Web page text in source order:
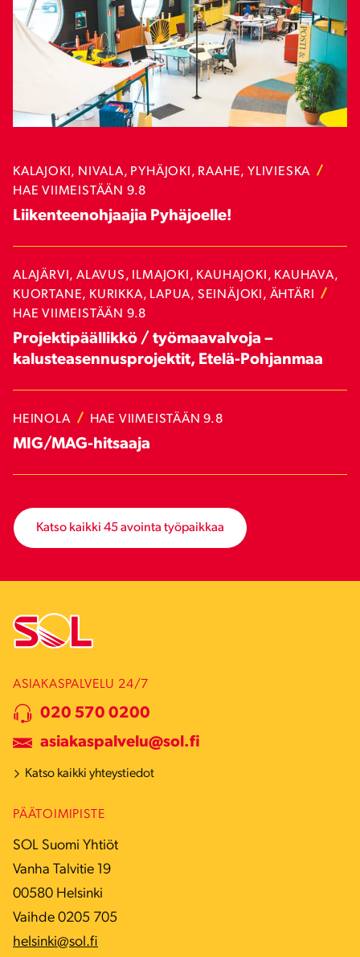
KALAJOKI, NIVALA, PYHÄJOKI, RAAHE, YLIVIESKA
HAE VIIMEISTÄÄN 9.8
Liikenteenohjaajia Pyhäjoelle!
ALAJÄRVI, ALAVUS, ILMAJOKI, KAUHAJOKI, KAUHAVA,
KUORTANE, KURIKKA, LAPUA, SEINÄJOKI, ÄHTÄRI
HAE VIIMEISTÄÄN 9.8
Projektipäällikkö / työmaavalvoja –
kalusteasennusprojektit, Etelä-Pohjanmaa
HEINOLA HAE VIIMEISTÄÄN 9.8
MIG/MAG-hitsaaja
Katso kaikki 45 avointa työpaikkaa
ASIAKASPALVELU 24/7
020 570 0200
asiakaspalvelu@sol.fi
Katso kaikki yhteystiedot
PÄÄTOIMIPISTE
SOL Suomi Yhtiöt
Vanha Talvitie 19
00580 Helsinki
Vaihde 0205 705
helsinki@sol.fi